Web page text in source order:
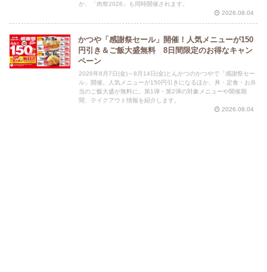
か、「肉祭2026」も同時開催されます。
2026.08.04
かつや「感謝祭セール」開催！人気メニューが150
円引き＆ご飯大盛無料 8日間限定のお得なキャン
ペーン
2026年8月7日(金)～8月14日(金)とんかつのかつやで「感謝祭セー
ル」開催。人気メニューが150円引きになるほか、丼・定食・お弁
当のご飯大盛が無料に。第1弾・第2弾の対象メニューや開催期
間、テイクアウト情報を紹介します。
2026.08.04